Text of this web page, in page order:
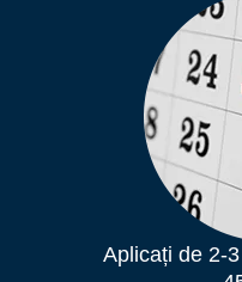
Aplicați de 2-